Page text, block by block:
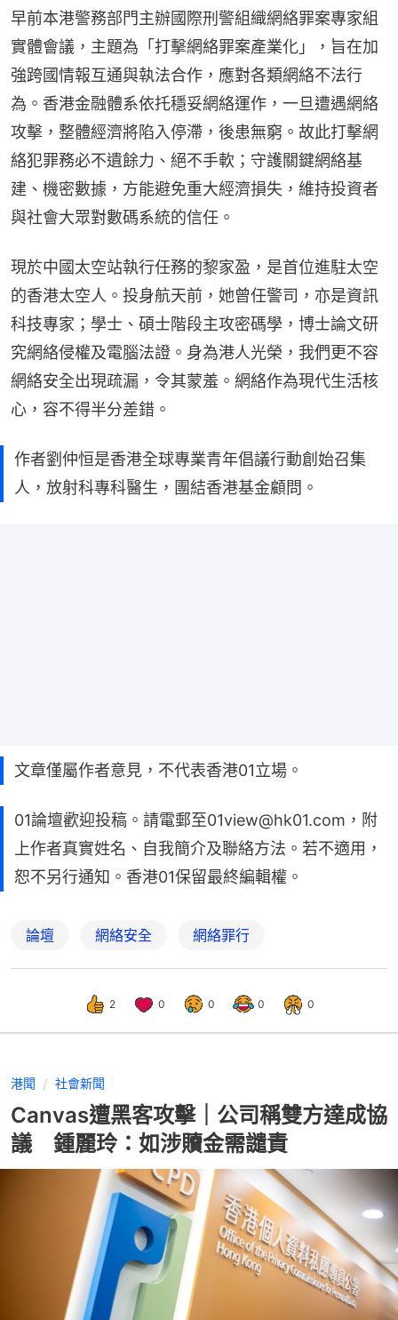
早前本港警務部門主辦國際刑警組織網絡罪案專家組
實體會議，主題為「打擊網絡罪案產業化」，旨在加
強跨國情報互通與執法合作，應對各類網絡不法行
為。香港金融體系依托穩妥網絡運作，一旦遭遇網絡
攻擊，整體經濟將陷入停滯，後患無窮。故此打擊網
絡犯罪務必不遺餘力、絕不手軟；守護關鍵網絡基
建、機密數據，方能避免重大經濟損失，維持投資者
與社會大眾對數碼系統的信任。
現於中國太空站執行任務的黎家盈，是首位進駐太空
的香港太空人。投身航天前，她曾任警司，亦是資訊
科技專家；學士、碩士階段主攻密碼學，博士論文研
究網絡侵權及電腦法證。身為港人光榮，我們更不容
網絡安全出現疏漏，令其蒙羞。網絡作為現代生活核
心，容不得半分差錯。
作者劉仲恒是香港全球專業青年倡議行動創始召集
人，放射科專科醫生，團結香港基金顧問。
文章僅屬作者意見，不代表香港01立場。
01論壇歡迎投稿。請電郵至01view@hk01.com，附
上作者真實姓名、自我簡介及聯絡方法。若不適用，
恕不另行通知。香港01保留最終編輯權。
論壇 網絡安全 網絡罪行
2 0 0 0 0
港聞 社會新聞
Canvas遭黑客攻擊｜公司稱雙方達成協
議 鍾麗玲：如涉贖金需譴責